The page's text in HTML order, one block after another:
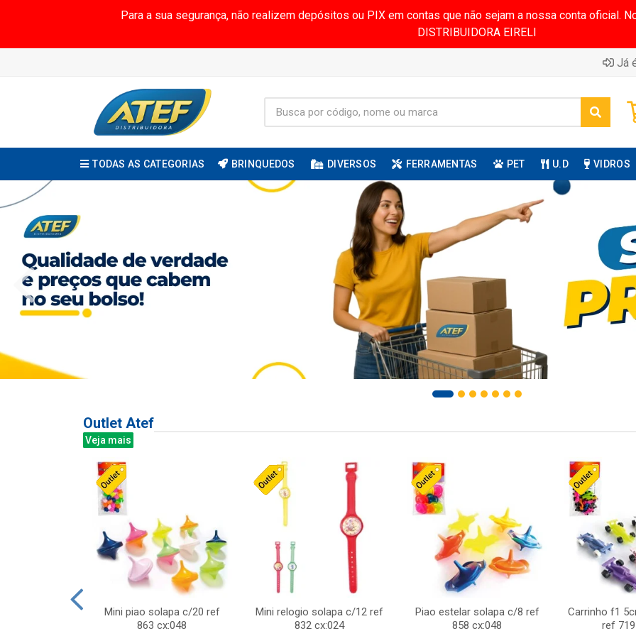
Para a sua segurança, não realizem depósitos ou PIX em contas que não sejam a nossa conta oficial.
DISTRIBUIDORA EIRELI
Já
TODAS AS CATEGORIAS BRINQUEDOS DIVERSOS FERRAMENTAS PET U.D VIDROS
Outlet Atef
Veja mais
Mini piao solapa c/20 ref
863 cx:048
Mini relogio solapa c/12 ref
832 cx:024
Piao estelar solapa c/8 ref
858 cx:048
Carrinho f1
ref